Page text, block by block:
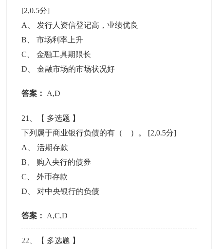
[2,0.5分]
A
发行人资信登记高，业绩优良
B 、市场利率上升
C 、金融工具期限长
D 、金融市场的市场状况好
答案： A,D
21 、【 多选题 】
下列属于商业银行负债的有（ ）。 [2,0.5分]
A
、活期存款
B
购入央行的债券
C 、外币存款
D
对中央银行的负债
答案： A,C,D
22 、【 多选题 】